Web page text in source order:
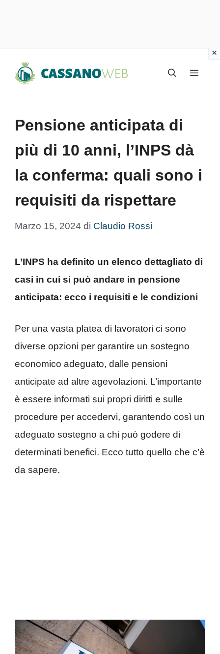
Menu
Pensione anticipata di
più di 10 anni, l’INPS dà
la conferma: quali sono i
requisiti da rispettare
Marzo 15, 2024 di Claudio Rossi
L’INPS ha definito un elenco dettagliato di
casi in cui si può andare in pensione
anticipata: ecco i requisiti e le condizioni
Per una vasta platea di lavoratori ci sono
diverse opzioni per garantire un sostegno
economico adeguato, dalle pensioni
anticipate ad altre agevolazioni. L’importante
è essere informati sui propri diritti e sulle
procedure per accedervi, garantendo così un
adeguato sostegno a chi può godere di
determinati benefici. Ecco tutto quello che c’è
da sapere.